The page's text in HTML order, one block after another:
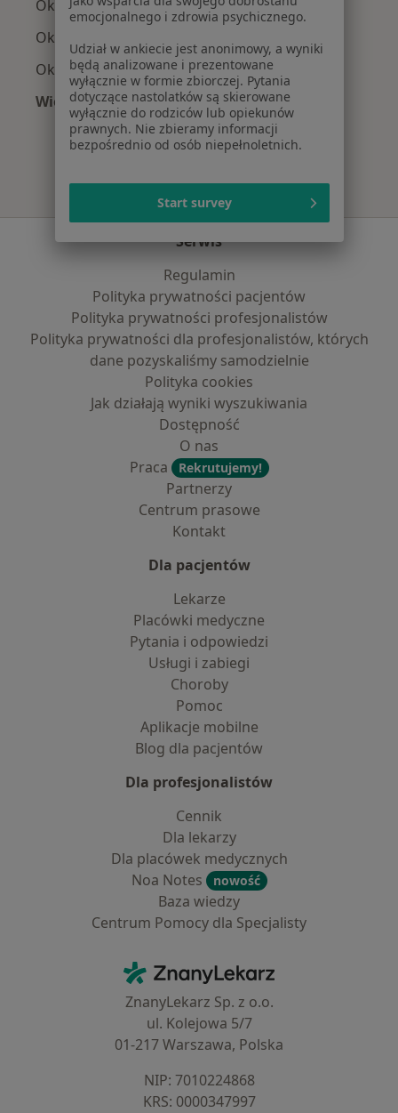
Okuliści z Enel-med w Białymstoku
Okuliści z Allianz w Białymstoku
Okuliści z POLMED w Białymstoku
Więcej (2)
Więcej w kategorii: Najpopularniejsze
Serwis
Regulamin
Polityka prywatności pacjentów
Polityka prywatności profesjonalistów
Polityka prywatności dla profesjonalistów, których
dane pozyskaliśmy samodzielnie
Polityka cookies
Jak działają wyniki wyszukiwania
Dostępność
O nas
Praca
Rekrutujemy!
Partnerzy
Centrum prasowe
Kontakt
Dla pacjentów
Lekarze
Placówki medyczne
Pytania i odpowiedzi
Usługi i zabiegi
Choroby
Pomoc
Aplikacje mobilne
Blog dla pacjentów
Dla profesjonalistów
Cennik
Dla lekarzy
Dla placówek medycznych
Noa Notes
nowość
Baza wiedzy
Centrum Pomocy dla Specjalisty
ZnanyLekarz - Strona główna
ZnanyLekarz Sp. z o.o.
ul. Kolejowa 5/7
01-217 Warszawa, Polska
NIP: ⁠7010224868
KRS: ⁠0000347997
emocjonalnego i zdrowia psychicznego.
Udział w ankiecie jest anonimowy, a wyniki
będą analizowane i prezentowane
wyłącznie w formie zbiorczej. Pytania
dotyczące nastolatków są skierowane
wyłącznie do rodziców lub opiekunów
prawnych. Nie zbieramy informacji
bezpośrednio od osób niepełnoletnich.
Start survey